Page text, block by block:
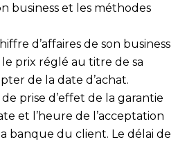
business et les méthodes
d’affaires de son business
le prix réglé au titre de sa
de la date d’achat.
prise d’effet de la garantie
et l’heure de l’acceptation
banque du client. Le délai de